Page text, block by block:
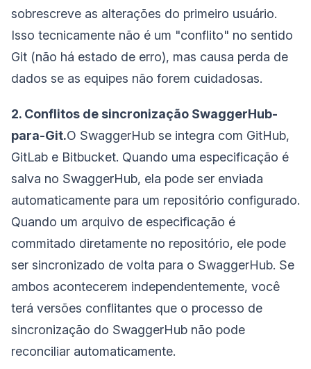
sobrescreve as alterações do primeiro usuário.
Isso tecnicamente não é um "conflito" no sentido
Git (não há estado de erro), mas causa perda de
dados se as equipes não forem cuidadosas.
2. Conflitos de sincronização SwaggerHub-
para-Git.O SwaggerHub se integra com GitHub,
GitLab e Bitbucket. Quando uma especificação é
salva no SwaggerHub, ela pode ser enviada
automaticamente para um repositório configurado.
Quando um arquivo de especificação é
commitado diretamente no repositório, ele pode
ser sincronizado de volta para o SwaggerHub. Se
ambos acontecerem independentemente, você
terá versões conflitantes que o processo de
sincronização do SwaggerHub não pode
reconciliar automaticamente.